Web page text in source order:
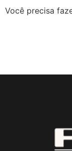
Você precisa